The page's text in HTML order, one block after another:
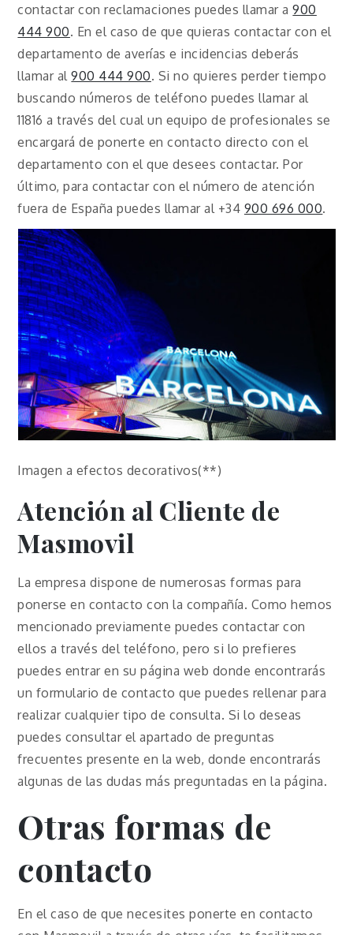
contactar con reclamaciones puedes llamar a900
444 900. En el caso de que quieras contactar con el
departamento de averías e incidencias deberás
llamar al900 444 900. Si no quieres perder tiempo
buscando números de teléfono puedes llamar al
11816 a través del cual un equipo de profesionales se
encargará de ponerte en contacto directo con el
departamento con el que desees contactar. Por
último, para contactar con el número de atención
fuera de España puedes llamar al +34 900 696 000.
Imagen a efectos decorativos(**)
Atención al Cliente de
Masmovil
La empresa dispone de numerosas formas para
ponerse en contacto con la compañía. Como hemos
mencionado previamente puedes contactar con
ellos a través del teléfono, pero si lo prefieres
puedes entrar en su página web donde encontrarás
un formulario de contacto que puedes rellenar para
realizar cualquier tipo de consulta. Si lo deseas
puedes consultar el apartado de preguntas
frecuentes presente en la web, donde encontrarás
algunas de las dudas más preguntadas en la página.
Otras formas de
contacto
En el caso de que necesites ponerte en contacto